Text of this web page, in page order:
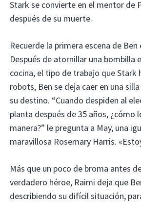
Stark se convierte en el mentor de
después de su muerte.
Recuerde la primera escena de Ben
Después de atornillar una bombilla
cocina, el tipo de trabajo que Stark
robots, Ben se deja caer en una
su destino. “Cuando despiden al
planta después de 35 años, ¿cómo
manera?” le pregunta a May, una
maravillosa Rosemary Harris.
Más que un poco de broma antes
verdadero héroe, Raimi deja que
describiendo su difícil situación,